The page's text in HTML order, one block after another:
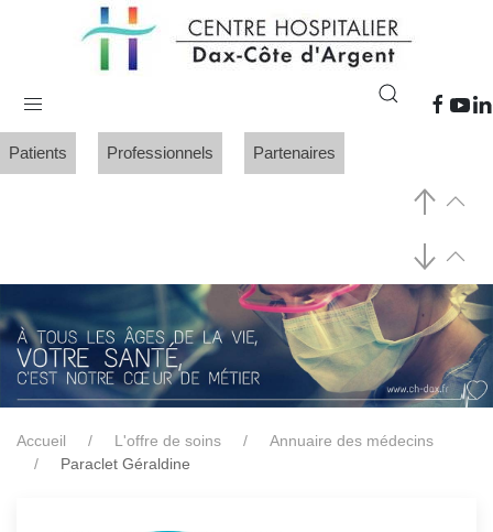
Patients Professionnels Partenaires
Accueil L'offre de soins
Annuaire des médecins
Paraclet Géraldine